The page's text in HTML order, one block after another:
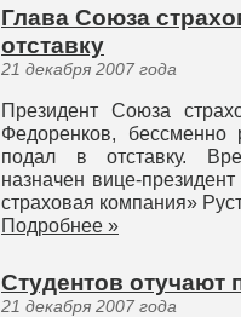
Глава Союза
отставку
21 декабря 2007 года
Президент Союза
Федоренков, бессменно
подал в отставку.
назначен вице-
страховая компания»
Подробнее »
Студентов отучают
21 декабря 2007 года